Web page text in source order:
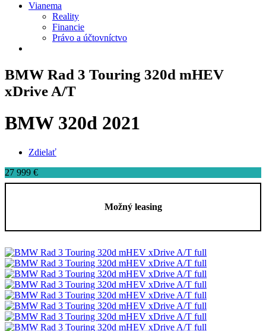
Vianema
Reality
Financie
Právo a účtovníctvo
BMW Rad 3 Touring 320d mHEV
xDrive A/T
BMW 320d 2021
Zdielať
27 999 €
Možný leasing